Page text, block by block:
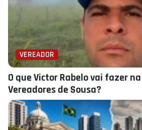
VEREADOR
O que Victor Rabelo vai fazer
Vereadores de Sousa?